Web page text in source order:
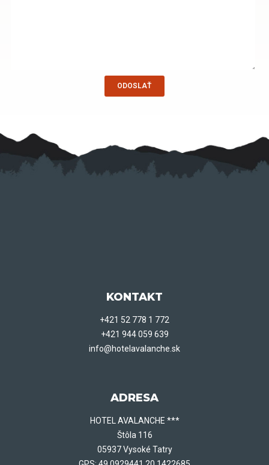
ODOSLAŤ
KONTAKT
+421 52 778 1 772
+421 944 059 639
info@hotelavalanche.sk
ADRESA
HOTEL AVALANCHE ***
Štôla 116
05937 Vysoké Tatry